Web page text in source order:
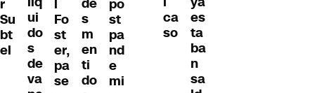
r
Su
bt
el
ui
do
s
de
va
l
Fo
st
er,
pa
se
s
m
en
ti
do
po
st
pa
nd
e
mi
ca
so
es
ta
ba
n
sa